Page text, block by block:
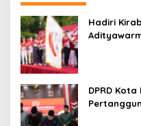
Hadiri
DPRD